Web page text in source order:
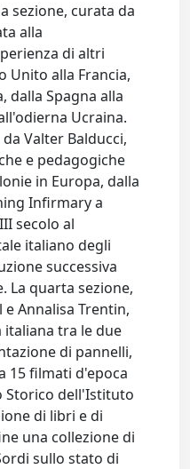
sezione, curata da
alla
di altri
Unito alla Francia,
dalla Spagna alla
Ucraina.
Valter Balducci,
e pedagogiche
in Europa, dalla
Infirmary a
secolo al
italiano degli
successiva
La quarta sezione,
e Annalisa Trentin,
tra le due
di pannelli,
15 filmati d'epoca
Storico dell'Istituto
di libri e di
una collezione di
sullo stato di